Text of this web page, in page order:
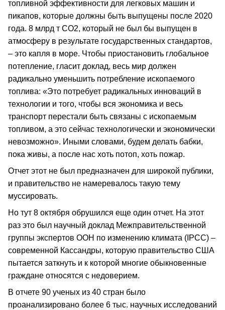
топливной эффективности для легковых машин и
пикапов, которые должны быть выпущены после 2020
года. 8 млрд т СО2, который не был бы выпущен в
атмосферу в результате государственных стандартов,
– это капля в море. Чтобы приостановить глобальное
потепление, гласит доклад, весь мир должен
радикально уменьшить потребление ископаемого
топлива: «Это потребует радикальных инноваций в
технологии и того, чтобы вся экономика и весь
транспорт перестали быть связаны с ископаемым
топливом, а это сейчас технологически и экономически
невозможно». Иными словами, будем делать бабки,
пока живы, а после нас хоть потоп, хоть пожар.
Отчет этот не был предназначен для широкой публики,
и правительство не намеревалось такую тему
муссировать.
Но тут 8 октября обрушился еще один отчет. На этот
раз это был научный доклад Межправительственной
группы экспертов ООН по изменению климата (IPCC) –
современной Кассандры, которую правительство США
пытается заткнуть и к которой многие обыкновенные
граждане относятся с недоверием.
В отчете 90 ученых из 40 стран было
проанализировано более 6 тыс. научных исследований